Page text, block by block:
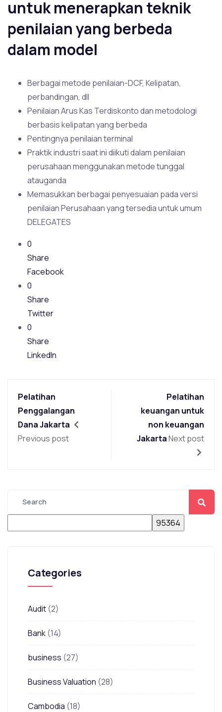
untuk menerapkan teknik
penilaian yang berbeda
dalam model
Berbagai metode penilaian-DCF, Kelipatan,
perbandingan, dll
Penilaian Arus Kas Terdiskonto dan metodologi
berbasis kelipatan yang berbeda
Pentingnya penilaian terminal
Praktik industri saat ini diikuti dalam penilaian
perusahaan menggunakan metode tunggal
atauganda
Memasukkan berbagai penyesuaian pada versi
penilaian Perusahaan yang tersedia untuk umum
DELEGATES
0
Share
Facebook
0
Share
Twitter
0
Share
LinkedIn
Pelatihan
Penggalangan
Dana Jakarta
Previous post
Pelatihan
keuangan untuk
non keuangan
JakartaNext post
Categories
Audit (2)
Bank (14)
business (27)
Business Valuation (28)
Cambodia (18)